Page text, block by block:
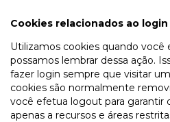
Cookies relacionados ao login
Utilizamos cookies quando você
possamos lembrar dessa ação.
fazer login sempre que visitar
cookies são normalmente
você efetua logout para garantir
apenas a recursos e áreas